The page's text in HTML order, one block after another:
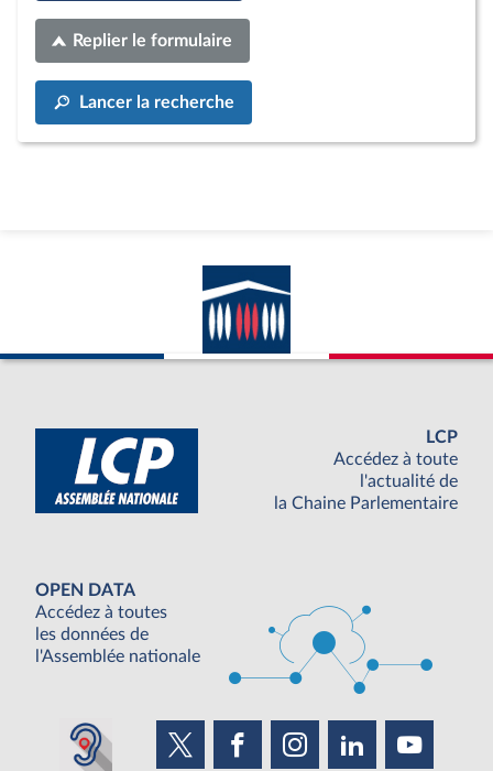
Replier le formulaire
Lancer la recherche
LCP
Accédez à toute
l'actualité de
la Chaine Parlementaire
OPEN DATA
Accédez à toutes
les données de
l'Assemblée nationale